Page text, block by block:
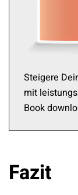
Steigere
mit
Book
Fazit